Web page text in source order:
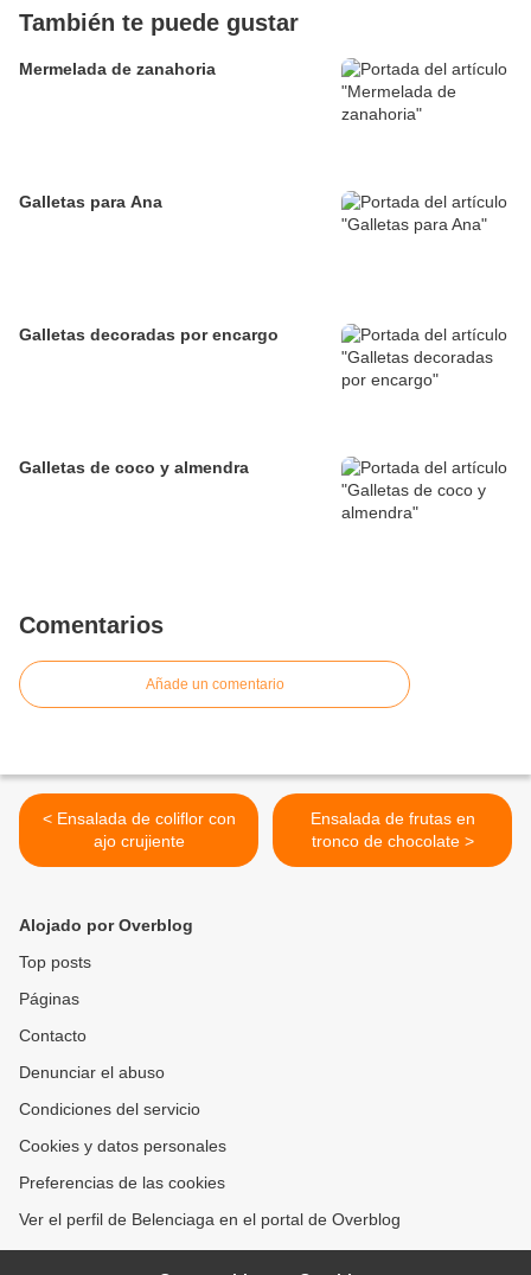
También te puede gustar
Mermelada de zanahoria
Galletas para Ana
Galletas decoradas por encargo
Galletas de coco y almendra
Comentarios
Añade un comentario
< Ensalada de coliflor con
ajo crujiente
Ensalada de frutas en
tronco de chocolate >
Alojado por Overblog
Top posts
Páginas
Contacto
Denunciar el abuso
Condiciones del servicio
Cookies y datos personales
Preferencias de las cookies
Ver el perfil de Belenciaga en el portal de Overblog